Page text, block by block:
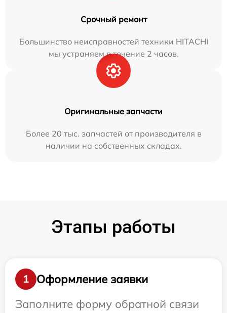
Срочный ремонт
Большинство неисправностей техники HITACHI
мы устраняем в течение 2 часов.
Оригинальные запчасти
Более 20 тыс. запчастей от производителя в
наличии на собственных складах.
Этапы работы
1
Оформление заявки
Заполните форму обратной связи